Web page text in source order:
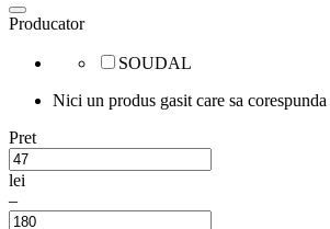
Producator
SOUDAL
Nici un produs gasit care sa
Pret
lei
–